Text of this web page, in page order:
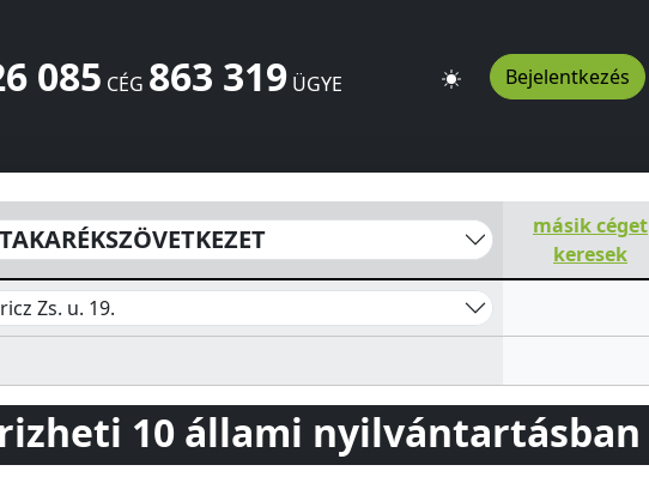
085 CÉG 863 319ÜGYE Bejelentkezés
Zs. u. 19.Fehérgyarmat4900HU
másik céget
keresek
Zs. u. 19.
10 állami nyilvántartásban